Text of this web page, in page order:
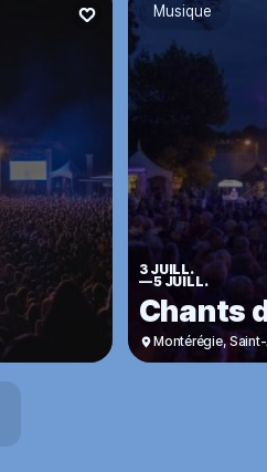
Musique
3 JUILL.
—5 JUILL.
Chants
Montérégie,